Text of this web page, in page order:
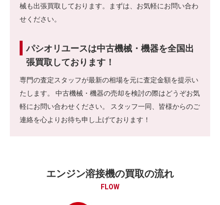
械も出張買取しております。まずは、お気軽にお問い合わ
せください。
パシオリユースは中古機械・機器を全国出
張買取しております！
専門の査定スタッフが最新の相場を元に査定金額を提示い
たします。 中古機械・機器の売却を検討の際はどうぞお気
軽にお問い合わせください。 スタッフ一同、皆様からのご
連絡を心よりお待ち申し上げております！
エンジン溶接機の買取の流れ
FLOW